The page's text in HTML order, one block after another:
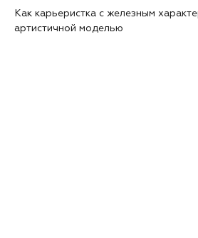
Как карьеристка с железным
артистичной моделью